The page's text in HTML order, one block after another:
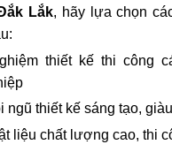
Lắk, hãy lựa chọn
thiết kế thi công
ngũ thiết kế sáng tạo,
liệu chất lượng cao, thi